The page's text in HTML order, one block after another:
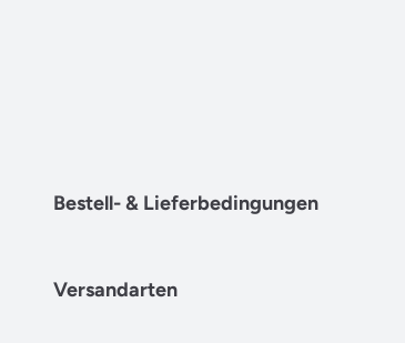
Bestell- & Lieferbedingungen
Versandarten